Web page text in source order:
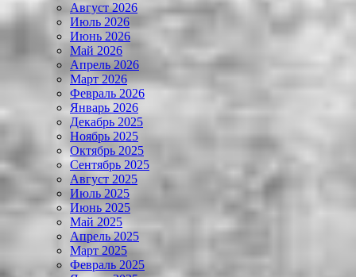
Август 2026
Июль 2026
Июнь 2026
Май 2026
Апрель 2026
Март 2026
Февраль 2026
Январь 2026
Декабрь 2025
Ноябрь 2025
Октябрь 2025
Сентябрь 2025
Август 2025
Июль 2025
Июнь 2025
Май 2025
Апрель 2025
Март 2025
Февраль 2025